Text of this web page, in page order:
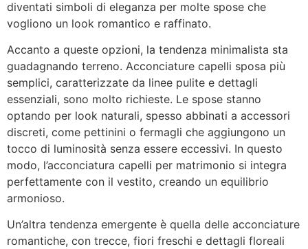
diventati simboli di eleganza per molte spose che
vogliono un look romantico e raffinato.
Accanto a queste opzioni, la tendenza minimalista sta
guadagnando terreno. Acconciature capelli sposa più
semplici, caratterizzate da linee pulite e dettagli
essenziali, sono molto richieste. Le spose stanno
optando per look naturali, spesso abbinati a accessori
discreti, come pettinini o fermagli che aggiungono un
tocco di luminosità senza essere eccessivi. In questo
modo, l’acconciatura capelli per matrimonio si integra
perfettamente con il vestito, creando un equilibrio
armonioso.
Un’altra tendenza emergente è quella delle acconciature
romantiche, con trecce, fiori freschi e dettagli floreali